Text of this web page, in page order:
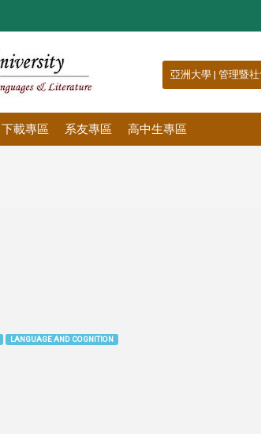
亞洲大學 | 管理暨
下載專區 系友專區 高中生專區
LANGUAGE AND COGNITION